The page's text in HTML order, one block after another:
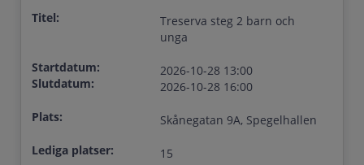
Titel:
Treserva steg 2 barn och
unga
Startdatum:
Slutdatum:
2026-10-28 13:00
2026-10-28 16:00
Plats:
Skånegatan 9A, Spegelhallen
Lediga platser:
15